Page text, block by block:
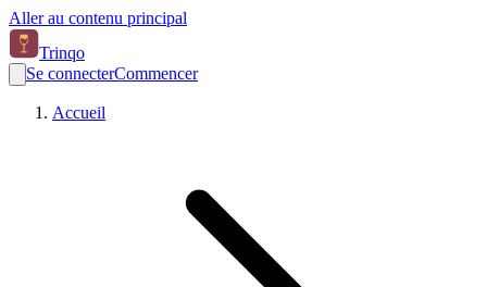
Aller au contenu principal
Trinqo
Se connecterCommencer
Accueil